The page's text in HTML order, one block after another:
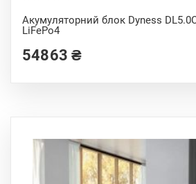
Акумуляторний блок Dyness
LiFePo4
o
u
t
f
5
54863₴